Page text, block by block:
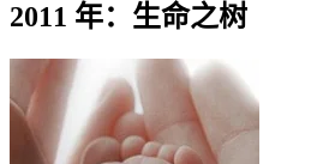
2011 年：生命之树